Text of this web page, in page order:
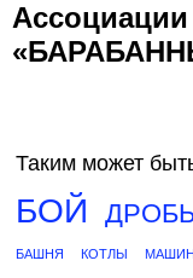
Таким может
БОЙ
БАШНЯ КОТЛЫ